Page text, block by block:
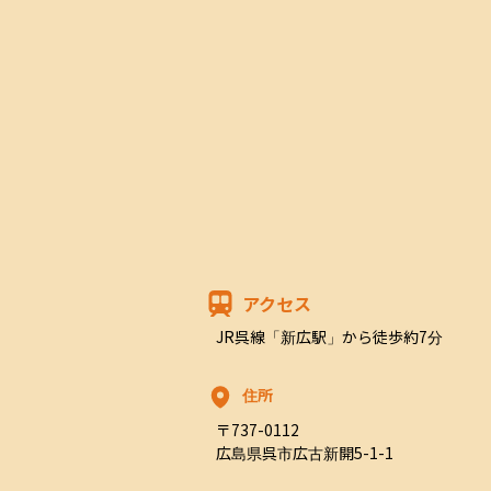
アクセス
JR呉線「新広駅」から徒歩約7分
住所
〒737-0112
広島県呉市広古新開5-1-1